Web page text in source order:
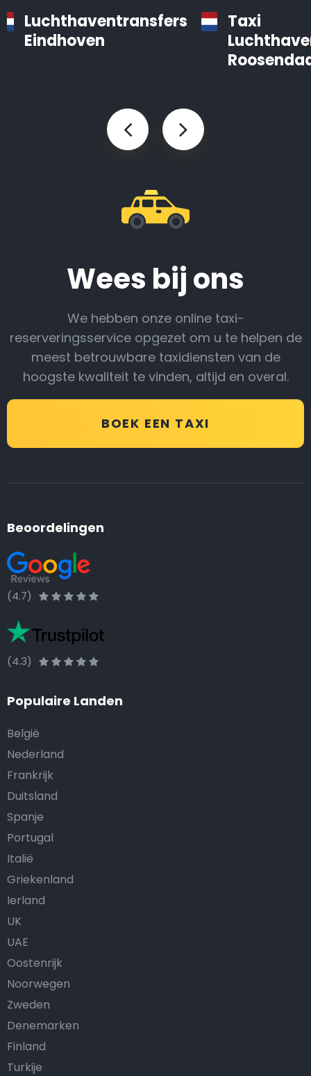
Luchthaventransfers
Eindhoven
Taxi
Wees bij ons
We hebben onze online taxi-
reserveringsservice opgezet om u te helpen de
meest betrouwbare taxidiensten van de
hoogste kwaliteit te vinden, altijd en overal.
BOEK EEN TAXI
Beoordelingen
(4.7)
(4.3)
Populaire Landen
België
Nederland
Frankrijk
Duitsland
Spanje
Portugal
Italië
Griekenland
Ierland
UK
UAE
Oostenrijk
Noorwegen
Zweden
Denemarken
Finland
Turkije